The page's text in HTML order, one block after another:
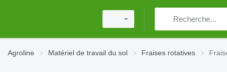
Agroline Matériel de travail du sol Fraises rotatives